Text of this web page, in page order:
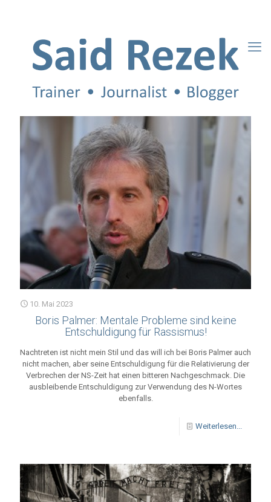
10. Mai 2023
Boris Palmer: Mentale Probleme sind keine
Entschuldigung für Rassismus!
Nachtreten ist nicht mein Stil und das will ich bei Boris Palmer auch
nicht machen, aber seine Entschuldigung für die Relativierung der
Verbrechen der NS-Zeit hat einen bitteren Nachgeschmack. Die
ausbleibende Entschuldigung zur Verwendung des N-Wortes
ebenfalls.
Weiterlesen...